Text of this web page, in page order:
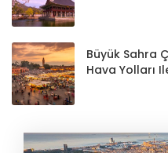
Büyük Sahra
Hava Yolları